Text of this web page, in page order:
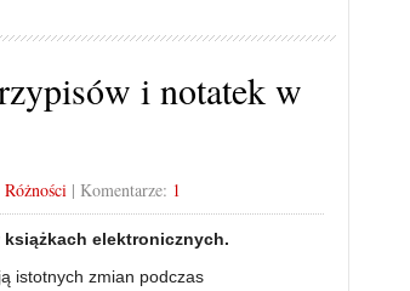
i notatek w
Różności| Komentarze: 1
elektronicznych.
istotnych zmian podczas